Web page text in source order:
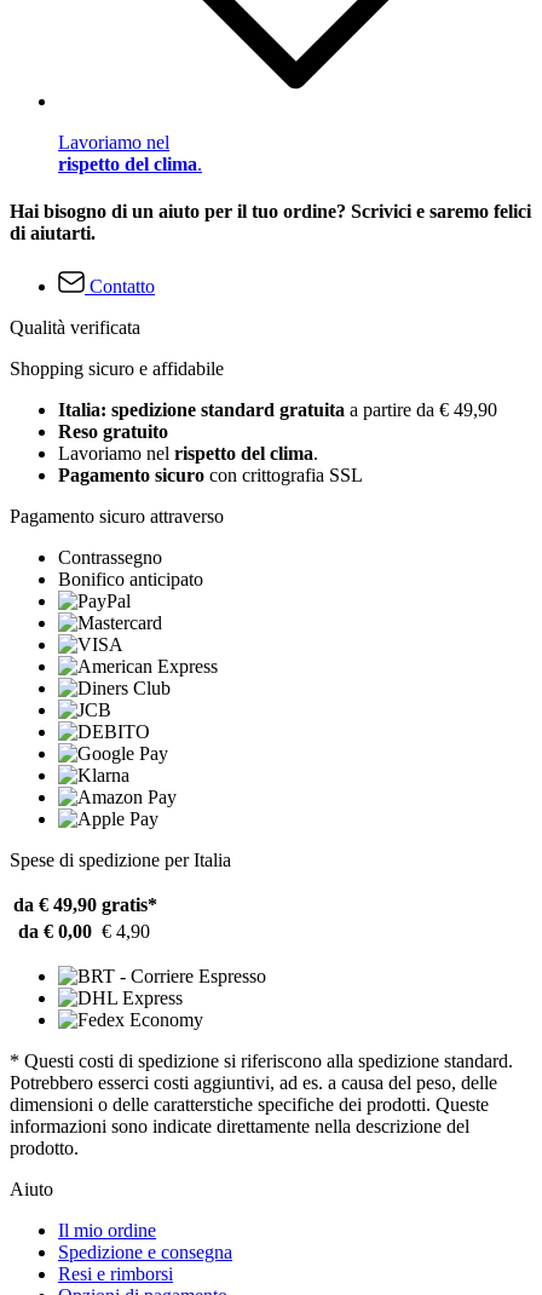
Lavoriamo nel
rispetto del clima.
Hai bisogno di un aiuto per il tuo ordine? Scrivici e saremo felici
di aiutarti.
Contatto
Qualità verificata
Shopping sicuro e affidabile
Italia: spedizione standard gratuita a partire da € 49,90
Reso gratuito
Lavoriamo nel rispetto del clima.
Pagamento sicuro con crittografia SSL
Pagamento sicuro attraverso
Contrassegno
Bonifico anticipato
Spese di spedizione per Italia
da € 49,90 gratis*
da € 0,00 € 4,90
* Questi costi di spedizione si riferiscono alla spedizione standard.
Potrebbero esserci costi aggiuntivi, ad es. a causa del peso, delle
dimensioni o delle caratterstiche specifiche dei prodotti. Queste
informazioni sono indicate direttamente nella descrizione del
prodotto.
Aiuto
Il mio ordine
Spedizione e consegna
Resi e rimborsi